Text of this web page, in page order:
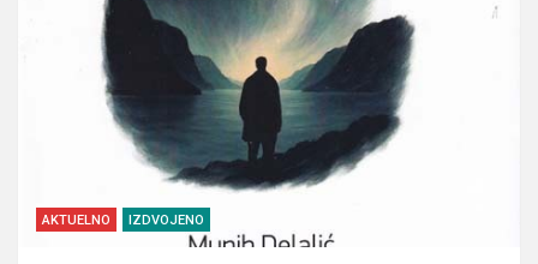
AKTUELNO IZDVOJENO